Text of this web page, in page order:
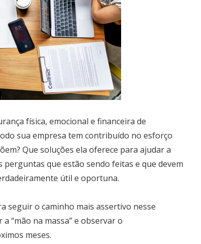
física, emocional e financeira de
sua empresa tem contribuído no esforço
Que soluções ela oferece para ajudar a
que estão sendo feitas e que devem
útil e oportuna.
seguir o caminho mais assertivo nesse
“mão na massa” e observar o
meses.